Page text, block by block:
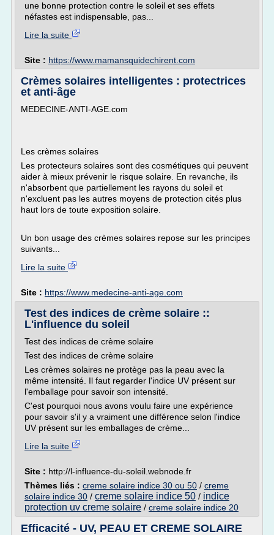
une bonne protection contre le soleil et ses effets
néfastes est indispensable, pas...
Lire la suite
Site : https://www.mamansquidechirent.com
Crèmes solaires intelligentes : protectrices
et anti-âge
MEDECINE-ANTI-AGE.com
Les crèmes solaires
Les protecteurs solaires sont des cosmétiques qui peuvent
aider à mieux prévenir le risque solaire. En revanche, ils
n'absorbent que partiellement les rayons du soleil et
n'excluent pas les autres moyens de protection cités plus
haut lors de toute exposition solaire.
Un bon usage des crèmes solaires repose sur les principes
suivants...
Lire la suite
Site : https://www.medecine-anti-age.com
Test des indices de crème solaire ::
L'influence du soleil
Test des indices de crème solaire
Test des indices de crème solaire
Les crèmes solaires ne protège pas la peau avec la
même intensité. Il faut regarder l'indice UV présent sur
l'emballage pour savoir son intensité.
C'est pourquoi nous avons voulu faire une expérience
pour savoir s'il y a vraiment une différence selon l'indice
UV présent sur les emballages de crème...
Lire la suite
Site : http://l-influence-du-soleil.webnode.fr
Thèmes liés : creme solaire indice 30 ou 50 / creme
solaire indice 30 / creme solaire indice 50 / indice
protection uv creme solaire / creme solaire indice 20
Efficacité - UV, PEAU ET CREME SOLAIRE